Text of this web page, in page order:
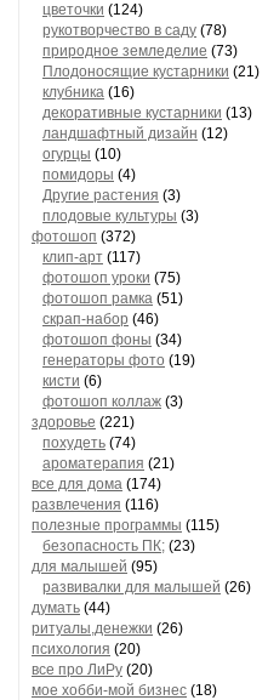
цветочки (124)
рукотворчество в саду (78)
природное земледелие (73)
Плодоносящие кустарники (21)
клубника (16)
декоративные кустарники (13)
ландшафтный дизайн (12)
огурцы (10)
помидоры (4)
Другие растения (3)
плодовые культуры (3)
фотошоп (372)
клип-арт (117)
фотошоп уроки (75)
фотошоп рамка (51)
скрап-набор (46)
фотошоп фоны (34)
генераторы фото (19)
кисти (6)
фотошоп коллаж (3)
здоровье (221)
похудеть (74)
ароматерапия (21)
все для дома (174)
развлечения (116)
полезные программы (115)
безопасность ПК; (23)
для малышей (95)
развивалки для малышей (26)
думать (44)
ритуалы,денежки (26)
психология (20)
все про ЛиРу (20)
мое хобби-мой бизнес (18)